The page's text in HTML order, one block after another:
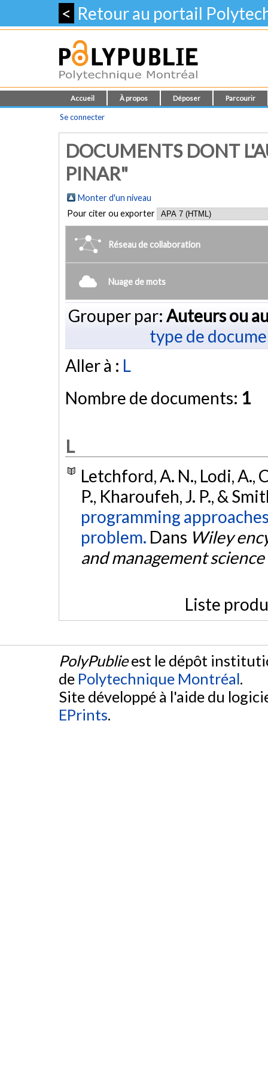
< Retour au portail
Accueil À propos Déposer Parcourir
Se connecter
DOCUMENTS DONT
PINAR"
Monter d'un niveau
Pour citer ou exporter
Réseau de collaboration
Nuage de mots
Grouper par: Auteurs ou
type de
Aller à : L
Nombre de documents: 1
L
Letchford, A. N., Lodi, A.,
P., Kharoufeh, J. P., &
programming
problem. Dans Wiley
and management science
Liste
PolyPublieest le dépôt
de Polytechnique Montréal.
Site développé à l'aide du
EPrints.